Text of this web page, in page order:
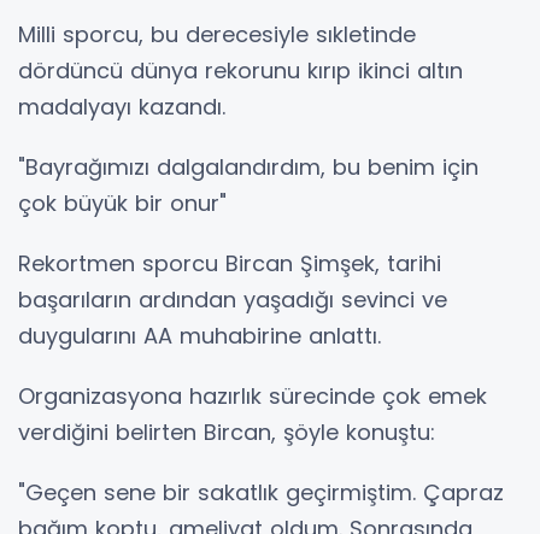
Milli sporcu, bu derecesiyle sıkletinde
dördüncü dünya rekorunu kırıp ikinci altın
madalyayı kazandı.
"Bayrağımızı dalgalandırdım, bu benim için
çok büyük bir onur"
Rekortmen sporcu Bircan Şimşek, tarihi
başarıların ardından yaşadığı sevinci ve
duygularını AA muhabirine anlattı.
Organizasyona hazırlık sürecinde çok emek
verdiğini belirten Bircan, şöyle konuştu:
"Geçen sene bir sakatlık geçirmiştim. Çapraz